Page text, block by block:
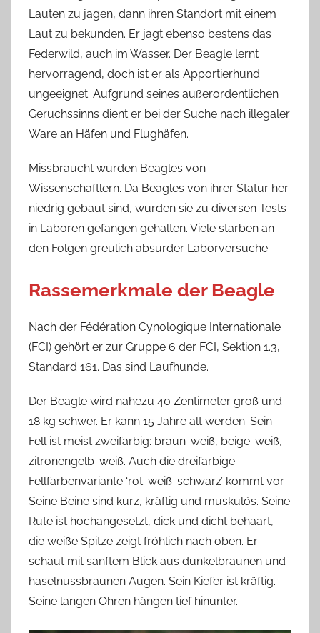
Lauten zu jagen, dann ihren Standort mit einem
Laut zu bekunden. Er jagt ebenso bestens das
Federwild, auch im Wasser. Der Beagle lernt
hervorragend, doch ist er als Apportierhund
ungeeignet. Aufgrund seines außerordentlichen
Geruchssinns dient er bei der Suche nach illegaler
Ware an Häfen und Flughäfen.
Missbraucht wurden Beagles von
Wissenschaftlern. Da Beagles von ihrer Statur her
niedrig gebaut sind, wurden sie zu diversen Tests
in Laboren gefangen gehalten. Viele starben an
den Folgen greulich absurder Laborversuche.
Rassemerkmale der Beagle
Nach der Fédération Cynologique Internationale
(FCI) gehört er zur Gruppe 6 der FCI, Sektion 1.3,
Standard 161. Das sind Laufhunde.
Der Beagle wird nahezu 40 Zentimeter groß und
18 kg schwer. Er kann 15 Jahre alt werden. Sein
Fell ist meist zweifarbig: braun-weiß, beige-weiß,
zitronengelb-weiß. Auch die dreifarbige
Fellfarbenvariante ‘rot-weiß-schwarz’ kommt vor.
Seine Beine sind kurz, kräftig und muskulös. Seine
Rute ist hochangesetzt, dick und dicht behaart,
die weiße Spitze zeigt fröhlich nach oben. Er
schaut mit sanftem Blick aus dunkelbraunen und
haselnussbraunen Augen. Sein Kiefer ist kräftig.
Seine langen Ohren hängen tief hinunter.